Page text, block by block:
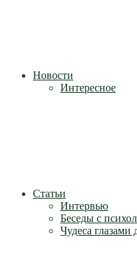
Новости
Интересное
Статьи
Интервью
Беседы с
Чудеса глазами